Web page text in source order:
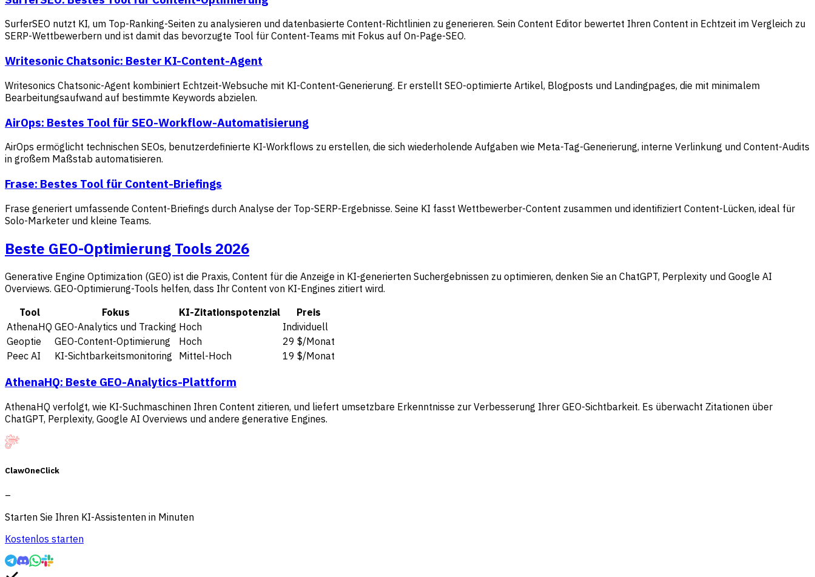
SurferSEO nutzt KI, um Top-Ranking-Seiten zu analysieren und datenbasierte Content-Richtlinien zu generieren. Sein Content Editor bewertet Ihren Content in Echtzeit im Vergleich zu
SERP-Wettbewerbern und ist damit das bevorzugte Tool für Content-Teams mit Fokus auf On-Page-SEO.
Writesonic Chatsonic: Bester KI-Content-Agent
Writesonics Chatsonic-Agent kombiniert Echtzeit-Websuche mit KI-Content-Generierung. Er erstellt SEO-optimierte Artikel, Blogposts und Landingpages, die mit minimalem
Bearbeitungsaufwand auf bestimmte Keywords abzielen.
AirOps: Bestes Tool für SEO-Workflow-Automatisierung
AirOps ermöglicht technischen SEOs, benutzerdefinierte KI-Workflows zu erstellen, die sich wiederholende Aufgaben wie Meta-Tag-Generierung, interne Verlinkung und Content-Audits
in großem Maßstab automatisieren.
Frase: Bestes Tool für Content-Briefings
Frase generiert umfassende Content-Briefings durch Analyse der Top-SERP-Ergebnisse. Seine KI fasst Wettbewerber-Content zusammen und identifiziert Content-Lücken, ideal für
Solo-Marketer und kleine Teams.
Beste GEO-Optimierung Tools 2026
Generative Engine Optimization (GEO) ist die Praxis, Content für die Anzeige in KI-generierten Suchergebnissen zu optimieren, denken Sie an ChatGPT, Perplexity und Google AI
Overviews. GEO-Optimierung-Tools helfen, dass Ihr Content von KI-Engines zitiert wird.
Tool
Fokus KI-Zitationspotenzial
Preis
AthenaHQ GEO-Analytics und Tracking Hoch
Individuell
Geoptie
GEO-Content-Optimierung Hoch
29 $/Monat
Peec AI
KI-Sichtbarkeitsmonitoring Mittel-Hoch 19 $/Monat
AthenaHQ: Beste GEO-Analytics-Plattform
AthenaHQ verfolgt, wie KI-Suchmaschinen Ihren Content zitieren, und liefert umsetzbare Erkenntnisse zur Verbesserung Ihrer GEO-Sichtbarkeit. Es überwacht Zitationen über
ChatGPT, Perplexity, Google AI Overviews und andere generative Engines.
ClawOneClick
–
Starten Sie Ihren KI-Assistenten in Minuten
Kostenlos starten